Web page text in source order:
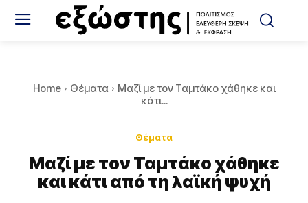
Home Θέματα
Μαζί με τον Ταμτάκο χάθηκε και
κάτι...
Θέματα
Μαζί με τον Ταμτάκο χάθηκε
και κάτι από τη λαϊκή ψυχή